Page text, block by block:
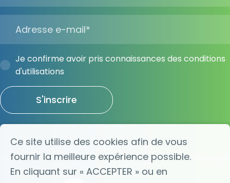
Je confirme avoir pris connaissances des conditions
d'utilisations
S'inscrire
Ce site utilise des cookies afin de vous
fournir la meilleure expérience possible.
En cliquant sur « ACCEPTER » ou en